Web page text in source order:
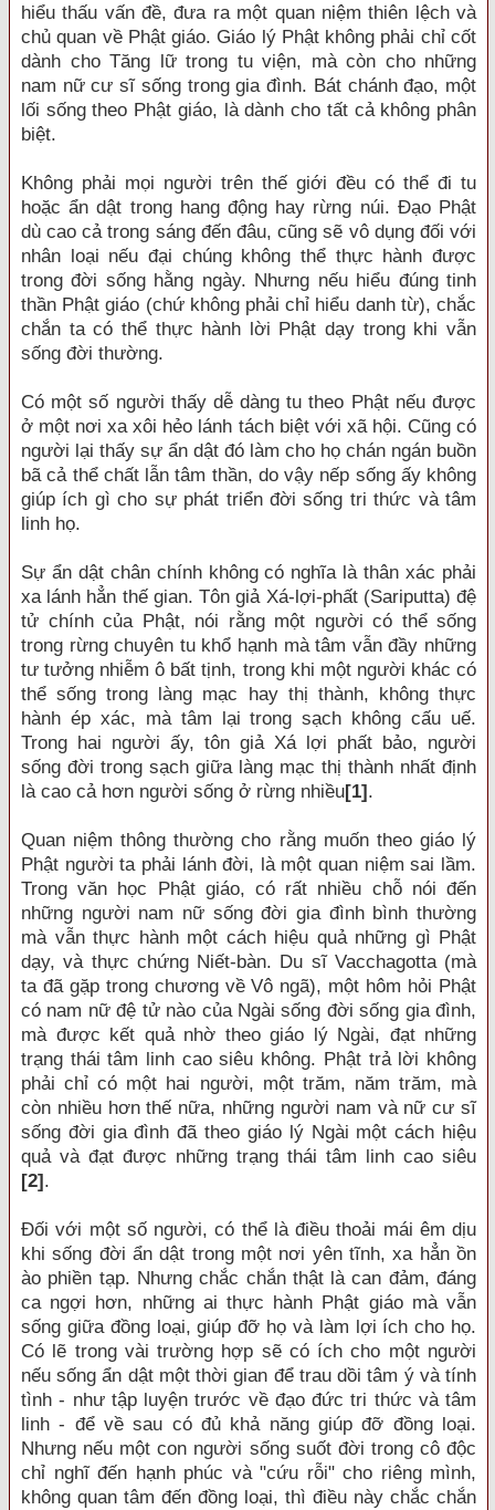
hiểu thấu vấn đề, đưa ra một quan niệm thiên lệch và
chủ quan về Phật giáo. Giáo lý Phật không phải chỉ cốt
dành cho Tăng lữ trong tu viện, mà còn cho những
nam nữ cư sĩ sống trong gia đình. Bát chánh đạo, một
lối sống theo Phật giáo, là dành cho tất cả không phân
biệt.
Không phải mọi người trên thế giới đều có thể đi tu
hoặc ẩn dật trong hang động hay rừng núi. Ðạo Phật
dù cao cả trong sáng đến đâu, cũng sẽ vô dụng đối với
nhân loại nếu đại chúng không thể thực hành được
trong đời sống hằng ngày. Nhưng nếu hiểu đúng tinh
thần Phật giáo (chứ không phải chỉ hiểu danh từ), chắc
chắn ta có thể thực hành lời Phật dạy trong khi vẫn
sống đời thường.
Có một số người thấy dễ dàng tu theo Phật nếu được
ở một nơi xa xôi hẻo lánh tách biệt với xã hội. Cũng có
người lại thấy sự ẩn dật đó làm cho họ chán ngán buồn
bã cả thể chất lẫn tâm thần, do vậy nếp sống ấy không
giúp ích gì cho sự phát triển đời sống tri thức và tâm
linh họ.
Sự ẩn dật chân chính không có nghĩa là thân xác phải
xa lánh hẳn thế gian. Tôn giả Xá-lợi-phất (Sariputta) đệ
tử chính của Phật, nói rằng một người có thể sống
trong rừng chuyên tu khổ hạnh mà tâm vẫn đầy những
tư tưởng nhiễm ô bất tịnh, trong khi một người khác có
thể sống trong làng mạc hay thị thành, không thực
hành ép xác, mà tâm lại trong sạch không cấu uế.
Trong hai người ấy, tôn giả Xá lợi phất bảo, người
sống đời trong sạch giữa làng mạc thị thành nhất định
là cao cả hơn người sống ở rừng nhiều[1].
Quan niệm thông thường cho rằng muốn theo giáo lý
Phật người ta phải lánh đời, là một quan niệm sai lầm.
Trong văn học Phật giáo, có rất nhiều chỗ nói đến
những người nam nữ sống đời gia đình bình thường
mà vẫn thực hành một cách hiệu quả những gì Phật
dạy, và thực chứng Niết-bàn. Du sĩ Vacchagotta (mà
ta đã gặp trong chương về Vô ngã), một hôm hỏi Phật
có nam nữ đệ tử nào của Ngài sống đời sống gia đình,
mà được kết quả nhờ theo giáo lý Ngài, đạt những
trạng thái tâm linh cao siêu không. Phật trả lời không
phải chỉ có một hai người, một trăm, năm trăm, mà
còn nhiều hơn thế nữa, những người nam và nữ cư sĩ
sống đời gia đình đã theo giáo lý Ngài một cách hiệu
quả và đạt được những trạng thái tâm linh cao siêu
[2].
Ðối với một số người, có thể là điều thoải mái êm dịu
khi sống đời ẩn dật trong một nơi yên tĩnh, xa hẳn ồn
ào phiền tạp. Nhưng chắc chắn thật là can đảm, đáng
ca ngợi hơn, những ai thực hành Phật giáo mà vẫn
sống giữa đồng loại, giúp đỡ họ và làm lợi ích cho họ.
Có lẽ trong vài trường hợp sẽ có ích cho một người
nếu sống ẩn dật một thời gian để trau dồi tâm ý và tính
tình - như tập luyện trước về đạo đức tri thức và tâm
linh - để về sau có đủ khả năng giúp đỡ đồng loại.
Nhưng nếu một con người sống suốt đời trong cô độc
chỉ nghĩ đến hạnh phúc và "cứu rỗi" cho riêng mình,
không quan tâm đến đồng loại, thì điều này chắc chắn